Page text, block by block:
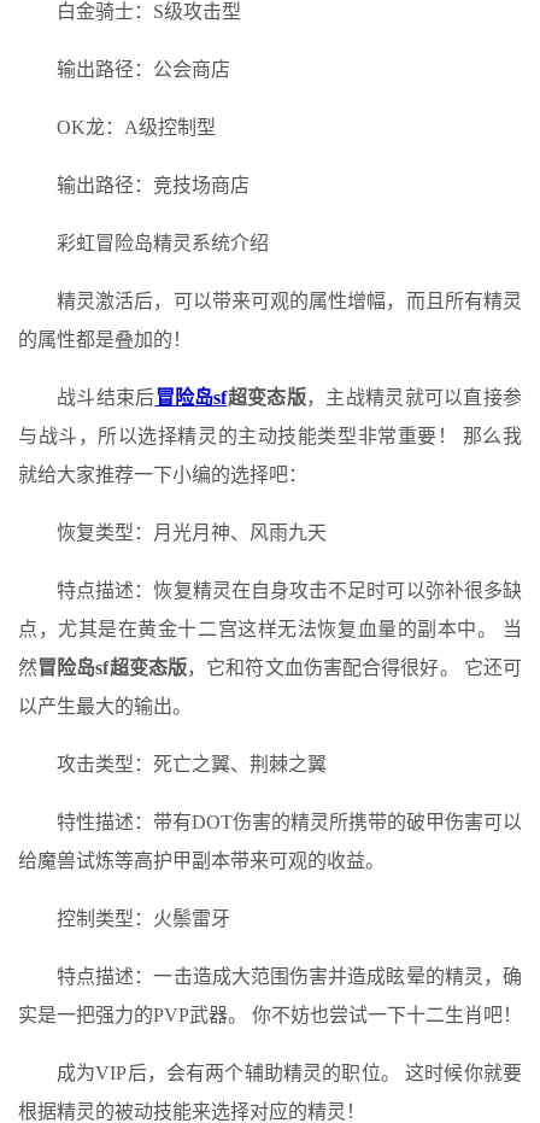
白金骑士：S级攻击型
输出路径：公会商店
OK龙：A级控制型
输出路径：竞技场商店
彩虹冒险岛精灵系统介绍
精灵激活后，可以带来可观的属性增幅，而且所有精灵
的属性都是叠加的！
战斗结束后冒险岛sf超变态版，主战精灵就可以直接参
与战斗，所以选择精灵的主动技能类型非常重要！ 那么我
就给大家推荐一下小编的选择吧：
恢复类型：月光月神、风雨九天
特点描述：恢复精灵在自身攻击不足时可以弥补很多缺
点，尤其是在黄金十二宫这样无法恢复血量的副本中。 当
然冒险岛sf超变态版，它和符文血伤害配合得很好。 它还可
以产生最大的输出。
攻击类型：死亡之翼、荆棘之翼
特性描述：带有DOT伤害的精灵所携带的破甲伤害可以
给魔兽试炼等高护甲副本带来可观的收益。
控制类型：火鬃雷牙
特点描述：一击造成大范围伤害并造成眩晕的精灵，确
实是一把强力的PVP武器。 你不妨也尝试一下十二生肖吧！
成为VIP后，会有两个辅助精灵的职位。 这时候你就要
根据精灵的被动技能来选择对应的精灵！